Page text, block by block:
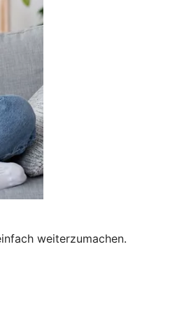
weiterzumachen.